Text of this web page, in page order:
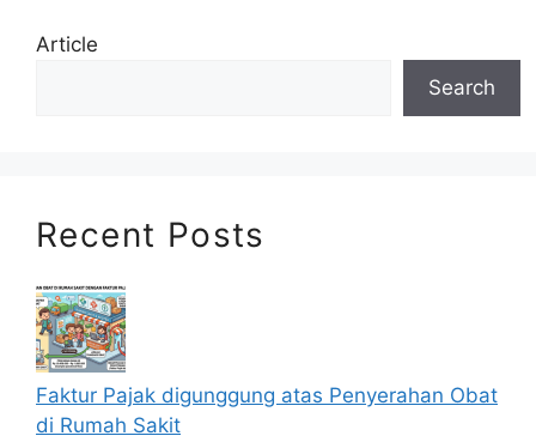
Article
Search
Recent Posts
Faktur Pajak digunggung atas Penyerahan Obat
di Rumah Sakit